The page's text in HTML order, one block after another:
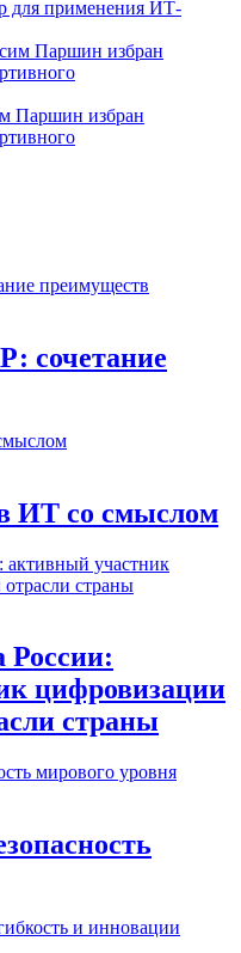
для применения ИТ-
Паршин избран
сочетание
ИТ со смыслом
России:
цифровизации
страны